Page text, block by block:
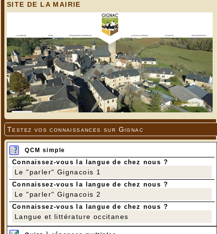
SITE DE LA MAIRIE
Testez vos connaissances sur Gignac
QCM simple
Connaissez-vous la langue de chez nous ?
Le "parler" Gignacois 1
Connaissez-vous la langue de chez nous ?
Le "parler" Gignacois 2
Connaissez-vous la langue de chez nous ?
Langue et littérature occitanes